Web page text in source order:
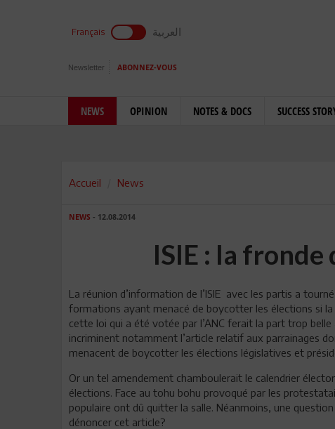
Français العربية
Newsletter ABONNEZ-VOUS
NEWS OPINION NOTES & DOCS SUCCESS
Accueil News
NEWS - 12.08.2014
ISIE : la
La réunion d’information de l’ISIE avec les partis a
formations ayant menacé de boycotter les élections si
cette loi qui a été votée par l’ANC ferait la part trop
incriminent notamment l’article relatif aux parrainages
menacent de boycotter les élections législatives et
Or un tel amendement chamboulerait le calendrier
élections. Face au tohu bohu provoqué par les
populaire ont dû quitter la salle. Néanmoins, une
dénoncer cet article?